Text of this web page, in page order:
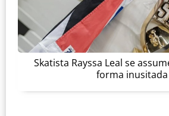
Skatista Rayssa Leal se
forma inusitada